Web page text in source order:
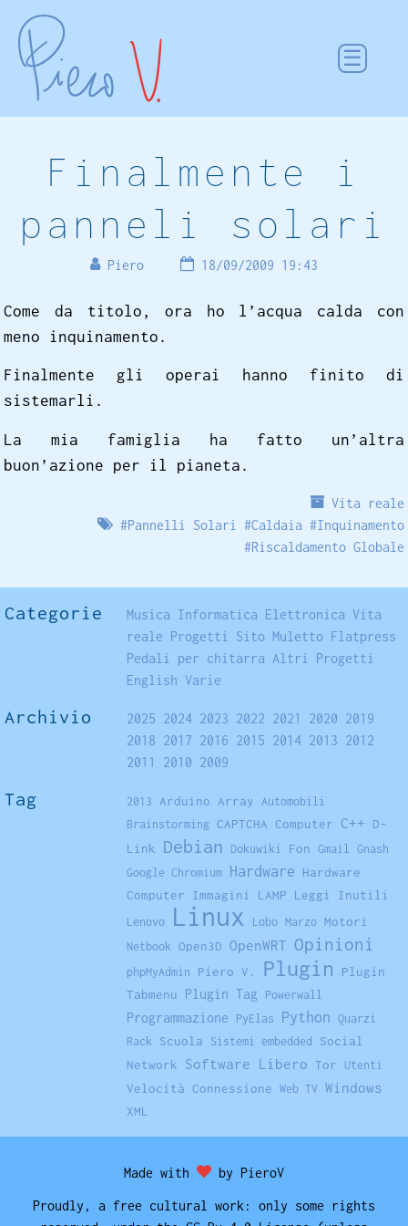
Finalmente i
panneli solari
Piero 18/09/2009 19:43
Come da titolo, ora ho l’acqua calda con
meno inquinamento.
Finalmente gli operai hanno finito di
sistemarli.
La mia famiglia ha fatto un’altra
buon’azione per il pianeta.
Vita reale
#Pannelli Solari #Caldaia #Inquinamento
#Riscaldamento Globale
Categorie Musica Informatica Elettronica Vita
reale Progetti Sito Muletto Flatpress
Pedali per chitarra Altri Progetti
English Varie
Archivio 2025 2024 2023 2022 2021 2020 2019
2018 2017 2016 2015 2014 2013 2012
2011
2010 2009
Tag 2013 Arduino Array
Automobili
Brainstorming CAPTCHA Computer C++
D-
Link
Debian Dokuwiki Fon Gmail
Gnash
Google Chromium
Hardware
Hardware
Computer
Immagini LAMP Leggi Inutili
Lenovo Linux Lobo Marzo Motori
Netbook Open3D OpenWRT Opinioni
phpMyAdmin Piero V. Plugin
Plugin
Tabmenu
Plugin Tag Powerwall
Programmazione PyElas Python Quarzi
Rack
Scuola Sistemi embedded
Social
Network
Software Libero Tor Utenti
Velocità Connessione Web TV Windows
XML
Made with by PieroV
Proudly, a free cultural work: only some rights